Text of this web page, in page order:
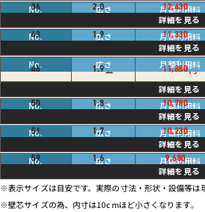
36 2.0畳 12,430円
43 1.9畳 11,330円
46 1.9畳 11,880円
50 1.8畳 10,780円
51 1.7畳 10,230円
59 1.6畳 9,680円
※表示サイズは目安です。実際の寸法・形状・設備等は
※壁芯サイズの為、内寸は10cmほど小さくなります。